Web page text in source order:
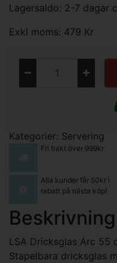
Lagersaldo: 2-7 dagar
Exkl moms: 479 Kr
Kategorier: Servering
Fri frakt över 999kr
Alla kunder får 50kr i
rabatt på nästa köp!
Beskrivning
LSA Dricksglas Arc 55
Stapelbara dricksglas